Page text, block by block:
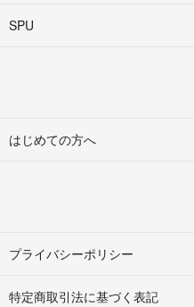
SPU
はじめての方へ
プライバシーポリシー
特定商取引法に基づく表記